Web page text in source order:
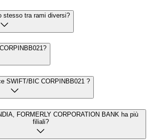
stesso tra rami diversi?
SWIFT/BIC CORPINBB021 ?
FORMERLY CORPORATION BANK ha più
filiali?